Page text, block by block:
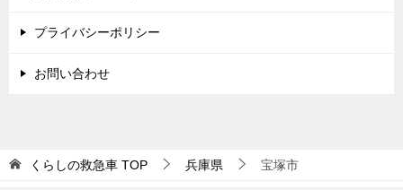
プライバシーポリシー
お問い合わせ
くらしの救急車 TOP 兵庫県 宝塚市